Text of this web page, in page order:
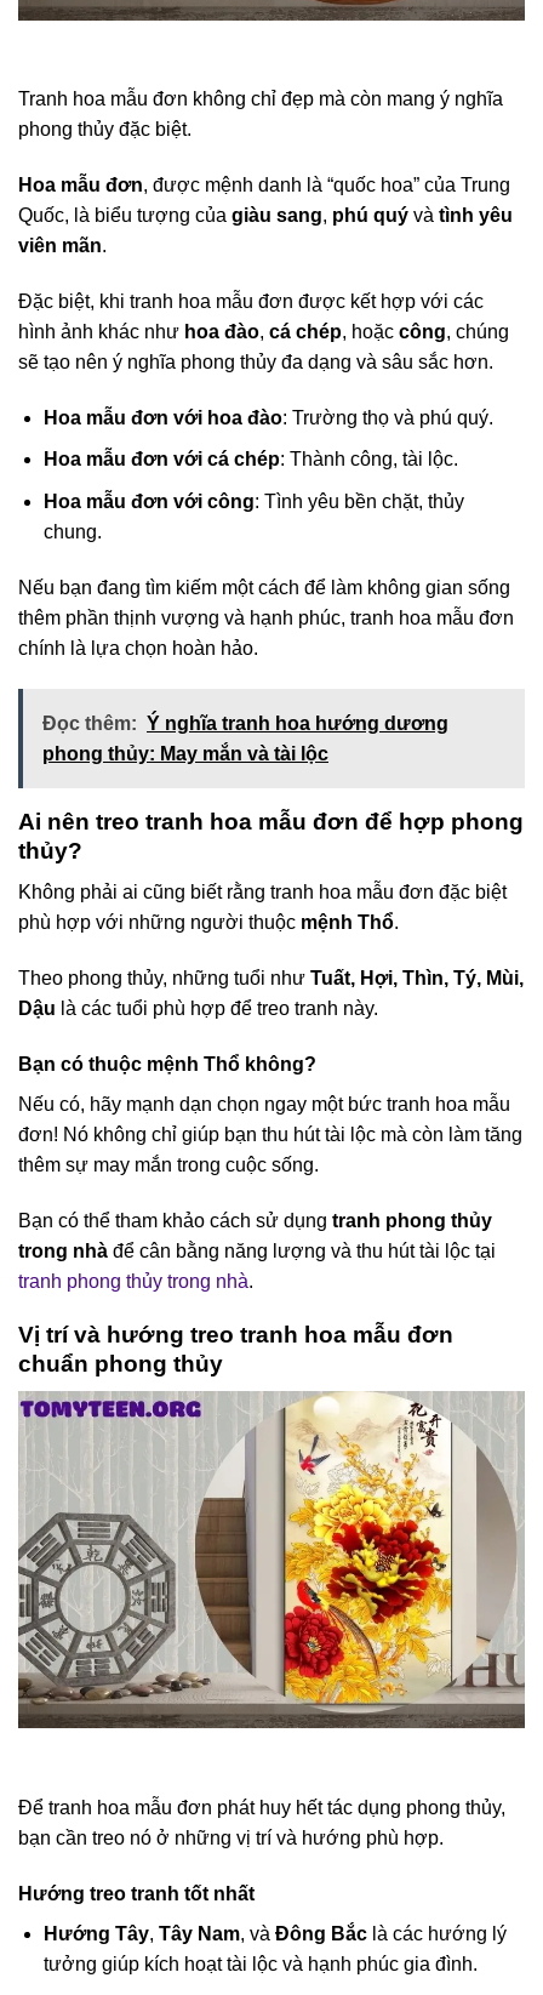
Tranh hoa mẫu đơn không chỉ đẹp mà còn mang ý nghĩa
phong thủy đặc biệt.
Hoa mẫu đơn, được mệnh danh là “quốc hoa” của Trung
Quốc, là biểu tượng của giàu sang, phú quý và tình yêu
viên mãn.
Đặc biệt, khi tranh hoa mẫu đơn được kết hợp với các
hình ảnh khác như hoa đào, cá chép, hoặc công, chúng
sẽ tạo nên ý nghĩa phong thủy đa dạng và sâu sắc hơn.
Hoa mẫu đơn với hoa đào: Trường thọ và phú quý.
Hoa mẫu đơn với cá chép: Thành công, tài lộc.
Hoa mẫu đơn với công: Tình yêu bền chặt, thủy
chung.
Nếu bạn đang tìm kiếm một cách để làm không gian sống
thêm phần thịnh vượng và hạnh phúc, tranh hoa mẫu đơn
chính là lựa chọn hoàn hảo.
Đọc thêm: Ý nghĩa tranh hoa hướng dương
phong thủy: May mắn và tài lộc
Ai nên treo tranh hoa mẫu đơn để hợp phong
thủy?
Không phải ai cũng biết rằng tranh hoa mẫu đơn đặc biệt
phù hợp với những người thuộc mệnh Thổ.
Theo phong thủy, những tuổi như Tuất, Hợi, Thìn, Tý, Mùi,
Dậu là các tuổi phù hợp để treo tranh này.
Bạn có thuộc mệnh Thổ không?
Nếu có, hãy mạnh dạn chọn ngay một bức tranh hoa mẫu
đơn! Nó không chỉ giúp bạn thu hút tài lộc mà còn làm tăng
thêm sự may mắn trong cuộc sống.
Bạn có thể tham khảo cách sử dụng tranh phong thủy
trong nhà để cân bằng năng lượng và thu hút tài lộc tại
tranh phong thủy trong nhà.
Vị trí và hướng treo tranh hoa mẫu đơn
chuẩn phong thủy
Để tranh hoa mẫu đơn phát huy hết tác dụng phong thủy,
bạn cần treo nó ở những vị trí và hướng phù hợp.
Hướng treo tranh tốt nhất
Hướng Tây, Tây Nam, và Đông Bắclà các hướng lý
tưởng giúp kích hoạt tài lộc và hạnh phúc gia đình.